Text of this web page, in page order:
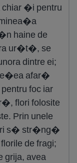
�i pentru
haine de
ur�t�, se
dintre ei;
afar�
foc iar
flori folosite
Prin unele
s� str�ng�
de fragi;
avea